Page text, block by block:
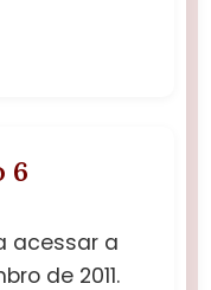
6
acessar a
de 2011.